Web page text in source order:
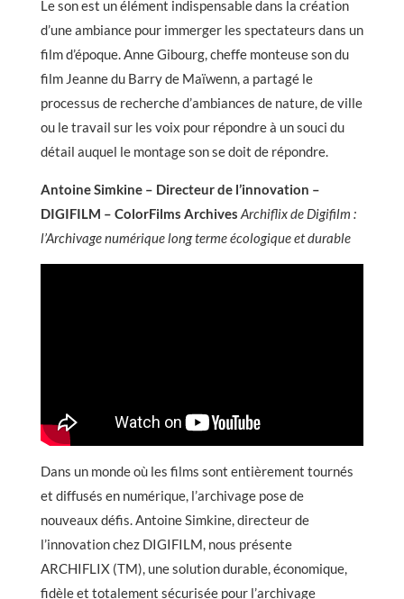
Le son est un élément indispensable dans la création
d’une ambiance pour immerger les spectateurs dans un
film d’époque. Anne Gibourg, cheffe monteuse son du
film Jeanne du Barry de Maïwenn, a partagé le
processus de recherche d’ambiances de nature, de ville
ou le travail sur les voix pour répondre à un souci du
détail auquel le montage son se doit de répondre.
Antoine Simkine – Directeur de l’innovation –
DIGIFILM – ColorFilms Archives Archiflix de Digifilm :
l’Archivage numérique long terme écologique et durable
Dans un monde où les films sont entièrement tournés
et diffusés en numérique, l’archivage pose de
nouveaux défis. Antoine Simkine, directeur de
l’innovation chez DIGIFILM, nous présente
ARCHIFLIX (TM), une solution durable, économique,
fidèle et totalement sécurisée pour l’archivage